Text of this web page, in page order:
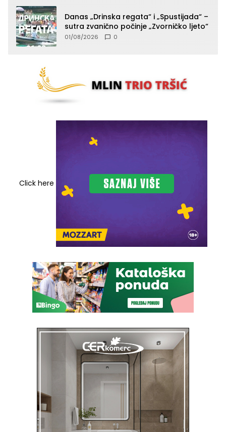
Danas „Drinska regata“ i „Spustijada“ –
sutra zvanično počinje „Zvorničko ljeto“
01/08/2026 0
Click here